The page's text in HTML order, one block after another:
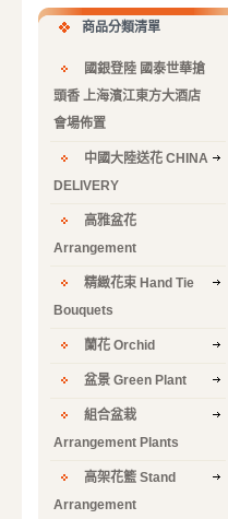
商品分類清單
國銀登陸 國泰世華搶
頭香 上海濱江東方大酒店
會場佈置
中國大陸送花 CHINA
DELIVERY
高雅盆花
Arrangement
精緻花束 Hand Tie
Bouquets
蘭花 Orchid
盆景 Green Plant
組合盆栽
Arrangement Plants
高架花籃 Stand
Arrangement